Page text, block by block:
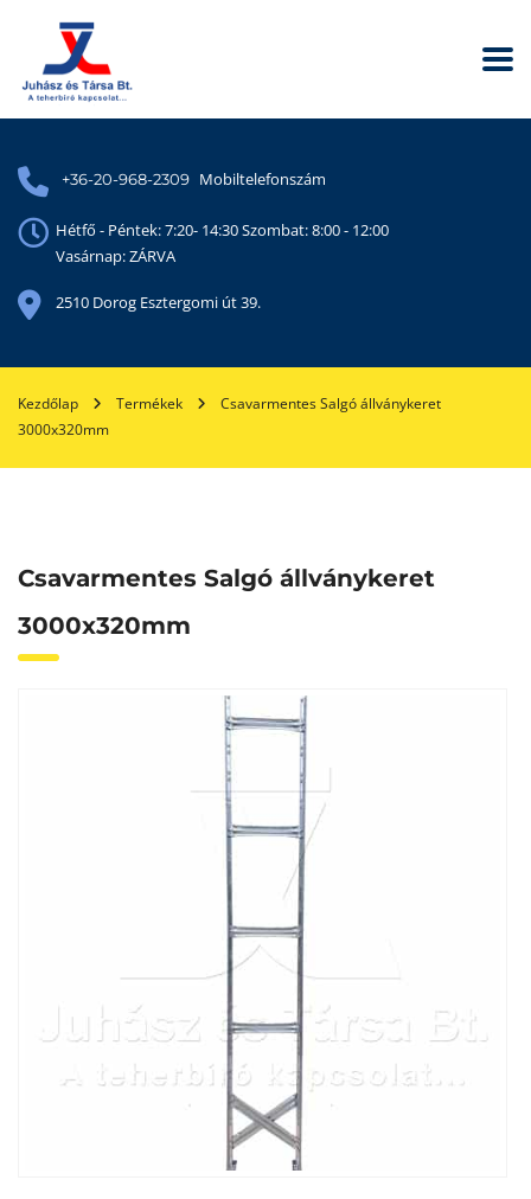
+36-20-968-2309 Mobiltelefonszám
Hétfő - Péntek: 7:20- 14:30 Szombat: 8:00 - 12:00
Vasárnap: ZÁRVA
2510 Dorog Esztergomi út 39.
Kezdőlap Termékek
Csavarmentes Salgó állványkeret
3000x320mm
Csavarmentes Salgó állványkeret
3000x320mm